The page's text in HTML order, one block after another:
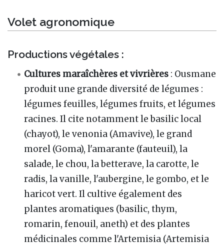
Volet agronomique
Productions végétales :
Cultures maraîchères et vivrières : Ousmane
produit une grande diversité de légumes :
légumes feuilles, légumes fruits, et légumes
racines. Il cite notamment le basilic local
(chayot), le venonia (Amavive), le grand
morel (Goma), l'amarante (fauteuil), la
salade, le chou, la betterave, la carotte, le
radis, la vanille, l'aubergine, le gombo, et le
haricot vert. Il cultive également des
plantes aromatiques (basilic, thym,
romarin, fenouil, aneth) et des plantes
médicinales comme l'Artemisia (Artemisia